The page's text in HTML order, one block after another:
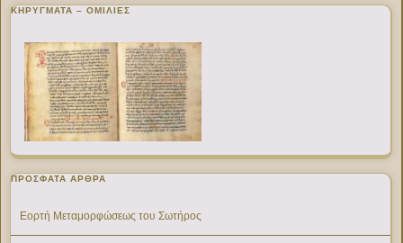
ΚΗΡΥΓΜΑΤΑ – ΟΜΙΛΙΕΣ
ΠΡΌΣΦΑΤΑ ΆΡΘΡΑ
Εορτή Μεταμορφώσεως του Σωτήρος